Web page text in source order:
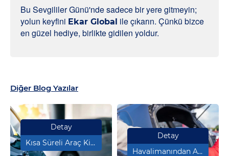
Bu Sevgililer Günü'nde sadece bir yere gitmeyin;
yolun keyfini Ekar Global ile çıkarın. Çünkü bizce
en güzel hediye, birlikte gidilen yoldur.
Diğer Blog Yazılar
Detay
Kısa Süreli Araç Kiralama: İş Seyahatlerinde Konforunuzu Artırın
Detay
Havalimanından Araç Kiralamanın Avantajları